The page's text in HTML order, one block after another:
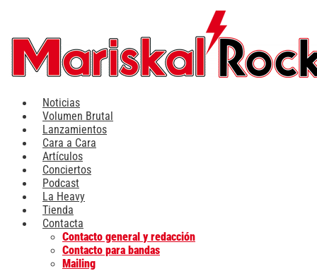
contenido
Noticias
Volumen Brutal
Lanzamientos
Cara a Cara
Artículos
Conciertos
Podcast
La Heavy
Tienda
Contacta
Contacto general y redacción
Contacto para bandas
Mailing